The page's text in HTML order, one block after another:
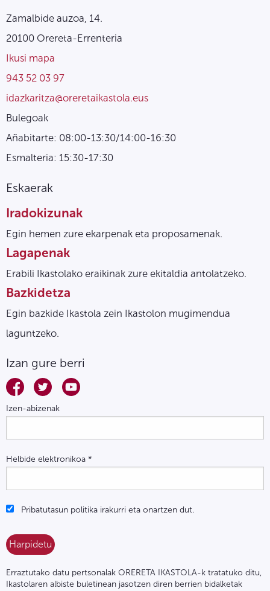
Zamalbide auzoa, 14.
20100 Orereta-Errenteria
Ikusi mapa
943 52 03 97
idazkaritza@oreretaikastola.eus
Bulegoak
Añabitarte: 08:00-13:30/14:00-16:30
Esmalteria: 15:30-17:30
Eskaerak
Iradokizunak
Egin hemen zure ekarpenak eta proposamenak.
Lagapenak
Erabili Ikastolako eraikinak zure ekitaldia antolatzeko.
Bazkidetza
Egin bazkide Ikastola zein Ikastolon mugimendua
laguntzeko.
Izan gure berri
Izen-abizenak
Helbide elektronikoa *
Pribatutasun politika irakurri eta onartzen dut.
Erraztutako datu pertsonalak ORERETA IKASTOLA-k tratatuko ditu,
Ikastolaren albiste buletinean jasotzen diren berrien bidalketak